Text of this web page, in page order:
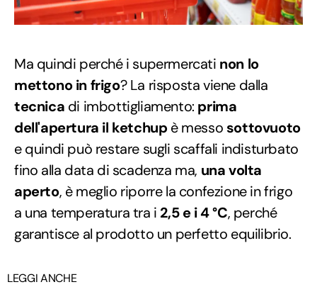
Ma quindi perché i supermercati non lo
mettono in frigo? La risposta viene dalla
tecnica di imbottigliamento: prima
dell'apertura il ketchup è messo sottovuoto
e quindi può restare sugli scaffali indisturbato
fino alla data di scadenza ma, una volta
aperto, è meglio riporre la confezione in frigo
a una temperatura tra i 2,5 e i 4 °C, perché
garantisce al prodotto un perfetto equilibrio.
LEGGI ANCHE